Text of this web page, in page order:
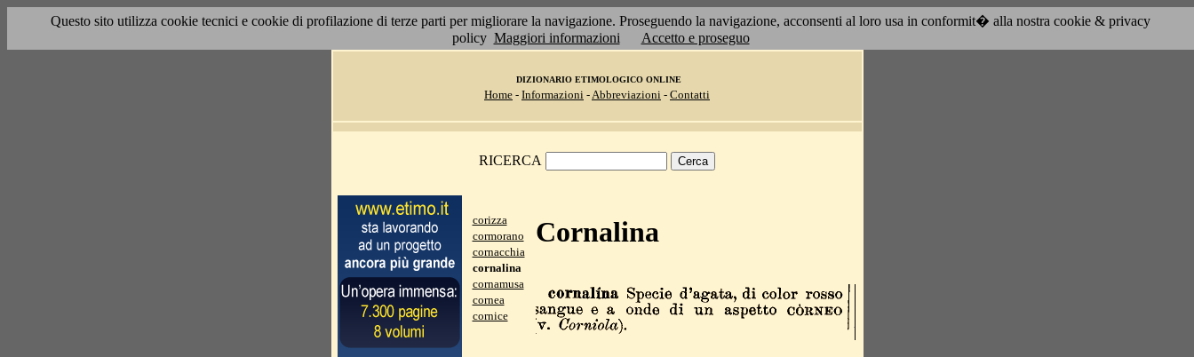
Questo sito utilizza cookie tecnici e cookie di profilazione di terze parti per migliorare la navigazione. Proseguendo la navigazione, acconsenti al loro usa in conformit� alla nostra cookie & privacy
policy Maggiori informazioni Accetto e proseguo
DIZIONARIO ETIMOLOGICO ONLINE
Home - Informazioni -Abbreviazioni - Contatti
RICERCA
corizza
cormorano
cornacchia
cornalina
cornamusa
cornea
cornice
Cornalina